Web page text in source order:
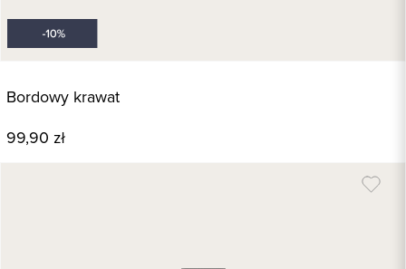
Bordowy krawat
99,90 zł